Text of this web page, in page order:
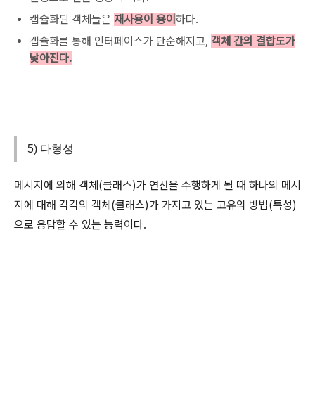
캡슐화된 객체들은 재사용이 용이 하다.
캡슐화를 통해 인터페이스가 단순해지고, 객체 간의 결합도가
낮아진다.
5) 다형성
메시지에 의해 객체(클래스)가 연산을 수행하게 될 때 하나의 메시
지에 대해 각각의 객체(클래스)가 가지고 있는 고유의 방법(특성)
으로 응답할 수 있는 능력이다.